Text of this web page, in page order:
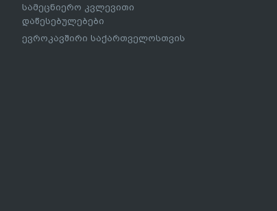
სამეცნიერო კვლევითი
დაწესებულებები
ევროკავშირი საქართველოსთვის